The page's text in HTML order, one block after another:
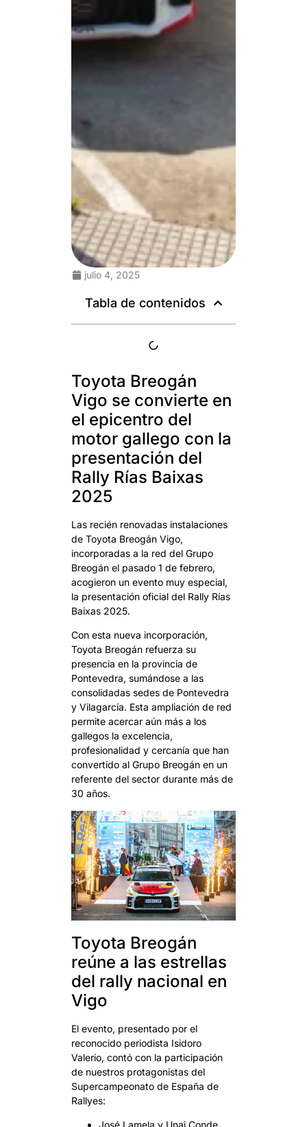
julio 4, 2025
Tabla de contenidos
Toyota Breogán
Vigo se convierte en
el epicentro del
motor gallego con la
presentación del
Rally Rías Baixas
2025
Las recién renovadas instalaciones
de Toyota Breogán Vigo,
incorporadas a la red del Grupo
Breogán el pasado 1 de febrero,
acogieron un evento muy especial,
la presentación oficial del Rally Rías
Baixas 2025.
Con esta nueva incorporación,
Toyota Breogán refuerza su
presencia en la provincia de
Pontevedra, sumándose a las
consolidadas sedes de Pontevedra
y Vilagarcía. Esta ampliación de red
permite acercar aún más a los
gallegos la excelencia,
profesionalidad y cercanía que han
convertido al Grupo Breogán en un
referente del sector durante más de
30 años.
Toyota Breogán
reúne a las estrellas
del rally nacional en
Vigo
El evento, presentado por el
reconocido periodista Isidoro
Valerio, contó con la participación
de nuestros protagonistas del
Supercampeonato de España de
Rallyes: